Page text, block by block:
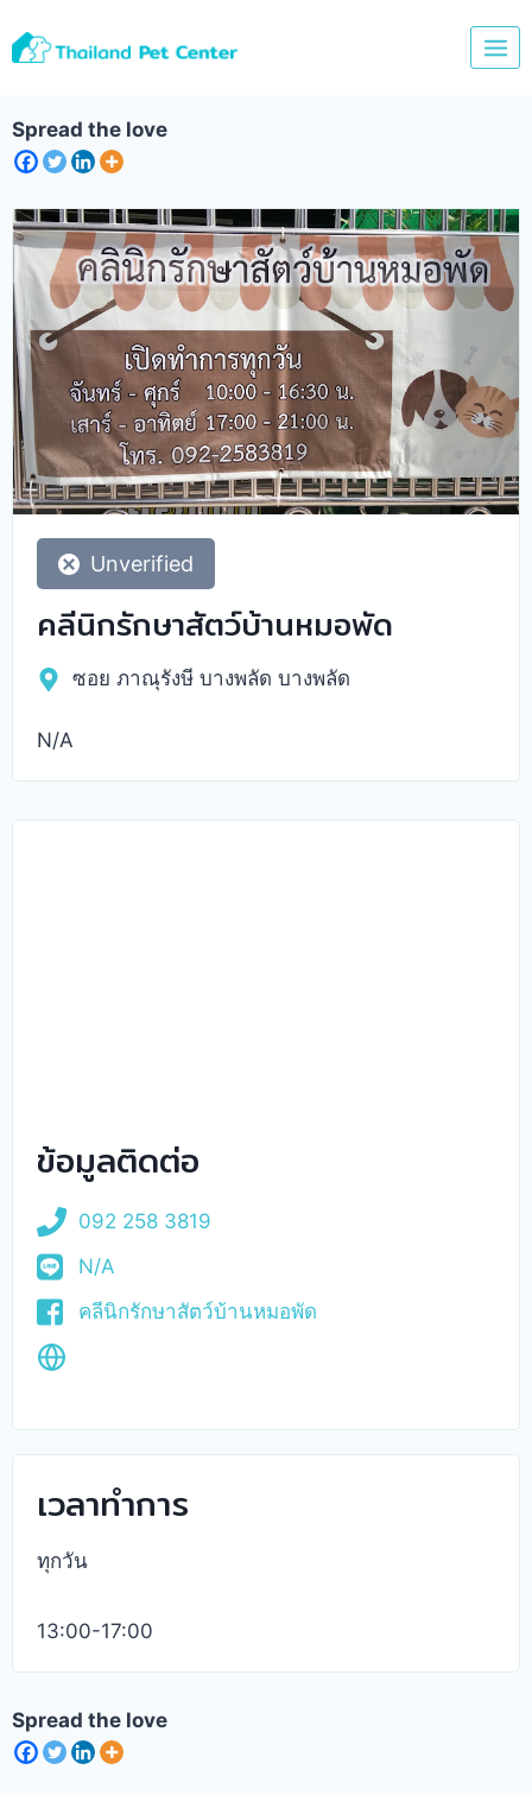
to
Spread the love
Unverified
คลีนิกรักษาสัตว์บ้านหมอพัด
ซอย ภาณุรังษี บางพลัด บางพลัด
N/A
ข้อมูลติดต่อ
092 258 3819
N/A
คลีนิกรักษาสัตว์บ้านหมอพัด
เวลาทำการ
ทุกวัน
13:00-17:00
Spread the love